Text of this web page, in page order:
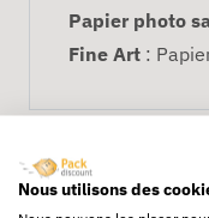
Papier photo
Fine Art :
Nous utilisons des